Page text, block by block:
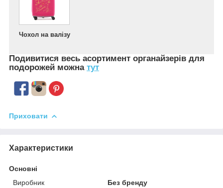
Чохол на валізу
Подивитися весь асортимент органайзерів для
подорожей можна тут
Приховати
Характеристики
Основні
Виробник
Без бренду